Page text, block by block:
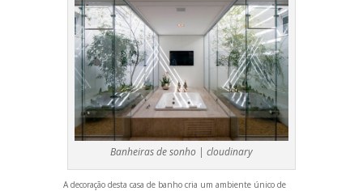
Banheiras de sonho | cloudinary
A decoração desta casa de banho cria um ambiente único de